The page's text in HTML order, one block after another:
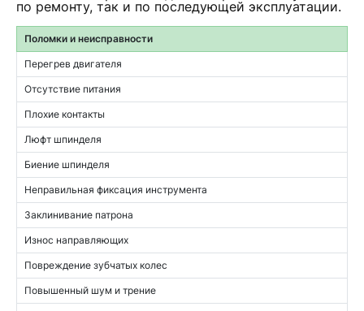
по ремонту, так и по последующей эксплуатации.
Поломки и неисправности
Перегрев двигателя
Отсутствие питания
Плохие контакты
Люфт шпинделя
Биение шпинделя
Неправильная фиксация инструмента
Заклинивание патрона
Износ направляющих
Повреждение зубчатых колес
Повышенный шум и трение